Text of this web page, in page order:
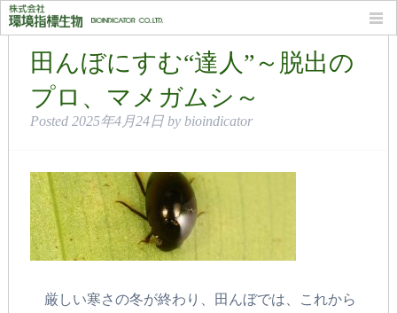
月別: 2025年4月
田んぼにすむ“達人”～脱出の
プロ、マメガムシ～
Posted 2025年4月24日 by bioindicator
厳しい寒さの冬が終わり、田んぼでは、これから